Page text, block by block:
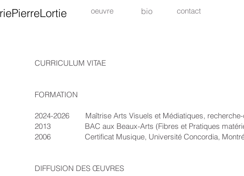
oeuvre bio contact
CURRICULUM VITAE
FORMATION
2024-2026 Maîtrise Arts Visuels et Médiatiques, recherche-
2013 BAC aux Beaux-Arts (Fibres et Pratiques
2006 Certificat Musique, Université Concordia,
DIFFUSION DES ŒUVRES